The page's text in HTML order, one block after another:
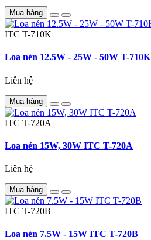
Mua hàng
ITC T-710K
Loa nén 12.5W - 25W - 50W T-710K
Liên hệ
Mua hàng
ITC T-720A
Loa nén 15W, 30W ITC T-720A
Liên hệ
Mua hàng
ITC T-720B
Loa nén 7.5W - 15W ITC T-720B